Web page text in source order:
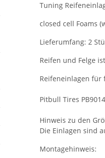
Tuning
closed cell Foams
Lieferumfang: 2
Reifen und Felge
Reifeneinlagen für
Pitbull Tires
Hinweis zu den
Die Einlagen sind
Montagehinweis: